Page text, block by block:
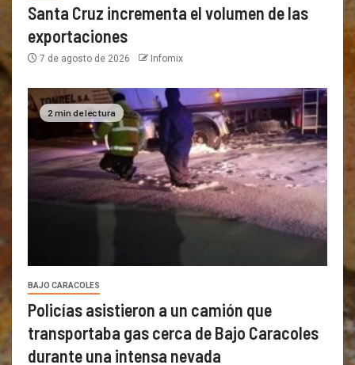
Santa Cruz incrementa el volumen de las
exportaciones
7 de agosto de 2026 Infomix
2 min de lectura
BAJO CARACOLES
Policías asistieron a un camión que
transportaba gas cerca de Bajo Caracoles
durante una intensa nevada